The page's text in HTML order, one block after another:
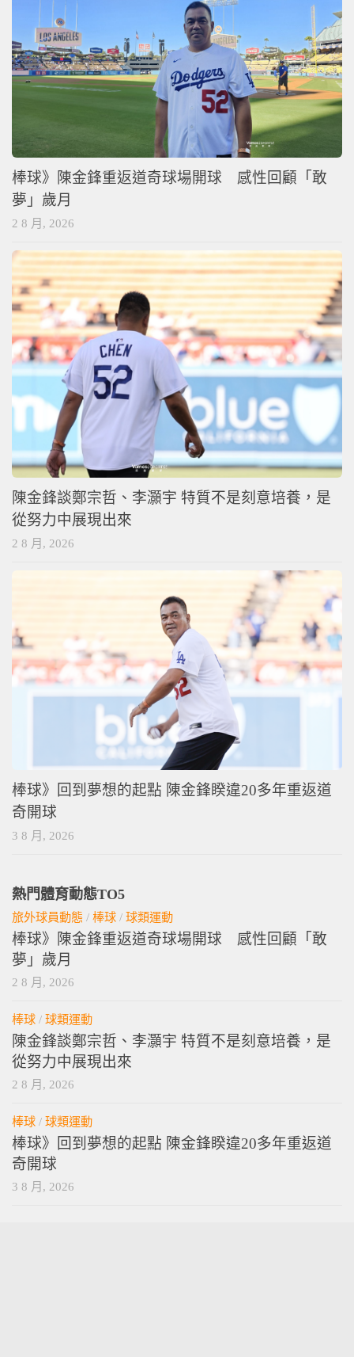
棒球》陳金鋒重返道奇球場開球 感性回顧「敢
夢」歲月
2 8 月, 2026
陳金鋒談鄭宗哲、李灝宇 特質不是刻意培養，是
從努力中展現出來
2 8 月, 2026
棒球》回到夢想的起點 陳金鋒睽違20多年重返道
奇開球
3 8 月, 2026
熱門體育動態TO5
旅外球員動態 / 棒球 / 球類運動
棒球》陳金鋒重返道奇球場開球 感性回顧「敢
夢」歲月
2 8 月, 2026
棒球 / 球類運動
陳金鋒談鄭宗哲、李灝宇 特質不是刻意培養，是
從努力中展現出來
2 8 月, 2026
棒球 / 球類運動
棒球》回到夢想的起點 陳金鋒睽違20多年重返道
奇開球
3 8 月, 2026